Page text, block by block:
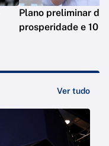
Plano preliminar de
prosperidade e 10
Ver tudo